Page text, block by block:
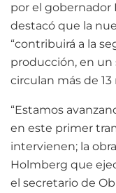
por el gobernador
destacó que la
“contribuirá a la
producción, en
circulan más de
“Estamos
en este primer
intervienen; la
Holmberg que
el secretario de